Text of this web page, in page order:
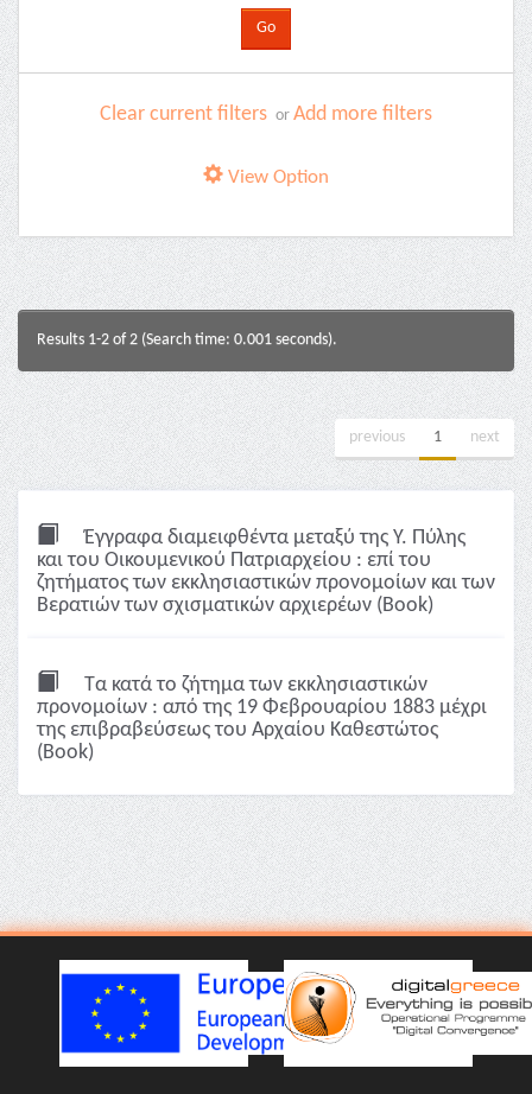
Clear current filters or Add more filters
View Option
Results 1-2 of 2 (Search time: 0.001 seconds).
previous 1 next
Έγγραφα διαμειφθέντα μεταξύ της Υ. Πύλης
και του Οικουμενικού Πατριαρχείου : επί του
ζητήματος των εκκλησιαστικών προνομοίων και των
Βερατιών των σχισματικών αρχιερέων (Book)
Τα κατά το ζήτημα των εκκλησιαστικών
προνομοίων : από της 19 Φεβρουαρίου 1883 μέχρι
της επιβραβεύσεως του Αρχαίου Καθεστώτος
(Book)